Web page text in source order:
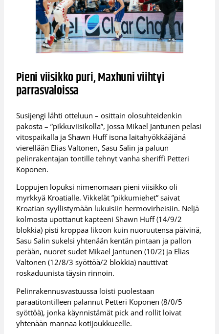
Pieni viisikko puri, Maxhuni viihtyi
parrasvaloissa
Susijengi lähti otteluun – osittain olosuhteidenkin
pakosta – ”pikkuviisikolla”, jossa Mikael Jantunen pelasi
vitospaikalla ja Shawn Huff isona laitahyökkääjänä
vierellään Elias Valtonen, Sasu Salin ja paluun
pelinrakentajan tontille tehnyt vanha sheriffi Petteri
Koponen.
Loppujen lopuksi nimenomaan pieni viisikko oli
myrkkyä Kroatialle. Vikkelät ”pikkumiehet” saivat
Kroatian syyllistymään lukuisiin hermovirheisiin. Neljä
kolmosta upottanut kapteeni Shawn Huff (14/9/2
blokkia) pisti kroppaa likoon kuin nuoruutensa päivinä,
Sasu Salin sukelsi yhtenään kentän pintaan ja pallon
perään, nuoret sudet Mikael Jantunen (10/2) ja Elias
Valtonen (12/8/3 syöttöä/2 blokkia) nauttivat
roskaduunista täysin rinnoin.
Pelinrakennusvastuussa loisti puolestaan
paraatitontilleen palannut Petteri Koponen (8/0/5
syöttöä), jonka käynnistämät pick and rollit loivat
yhtenään mannaa kotijoukkueelle.